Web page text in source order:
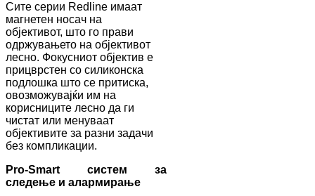
Сите серии Redline имаат
магнетен носач на
објективот, што го прави
одржувањето на објективот
лесно. Фокусниот објектив е
прицврстен со силиконска
подлошка што се притиска,
овозможувајќи им на
корисниците лесно да ги
чистат или менуваат
објективите за разни задачи
без компликации.
Pro-Smart систем за
следење и алармирање